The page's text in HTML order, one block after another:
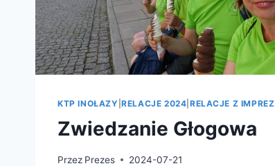
KTP INOŁAZY |RELACJE 2024 RELACJE Z IMPREZ
Zwiedzanie Głogowa
Przez Prezes 2024-07-21